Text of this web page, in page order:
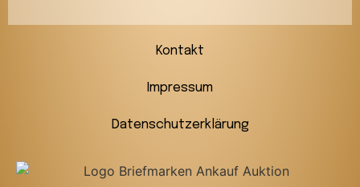
Kontakt
Impressum
Datenschutzerklärung